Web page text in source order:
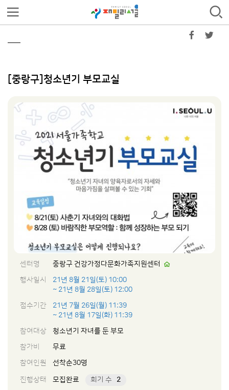
[중랑구]청소년기 부모교실
센터명
중랑구 건강가정다문화가족지원센터
행사일시
21년 8월 21일(토) 10:00
~ 21년 8월 28일(토) 12:00
접수기간
21년 7월 26일(월) 11:39
~ 21년 8월 17일(화) 11:39
참여대상
청소년기 자녀를 둔 부모
참가비
무료
참여인원
선착순30명
진행상태 모집완료 회기 수 2